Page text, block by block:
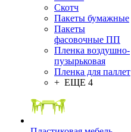
Скотч
Пакеты бумажные
Пакеты
фасовочные ПП
Пленка воздушно-
пузырьковая
Пленка для паллет
+ ЕЩЕ 4